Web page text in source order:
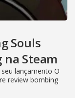
Souls
Steam
lançamento O
review bombing